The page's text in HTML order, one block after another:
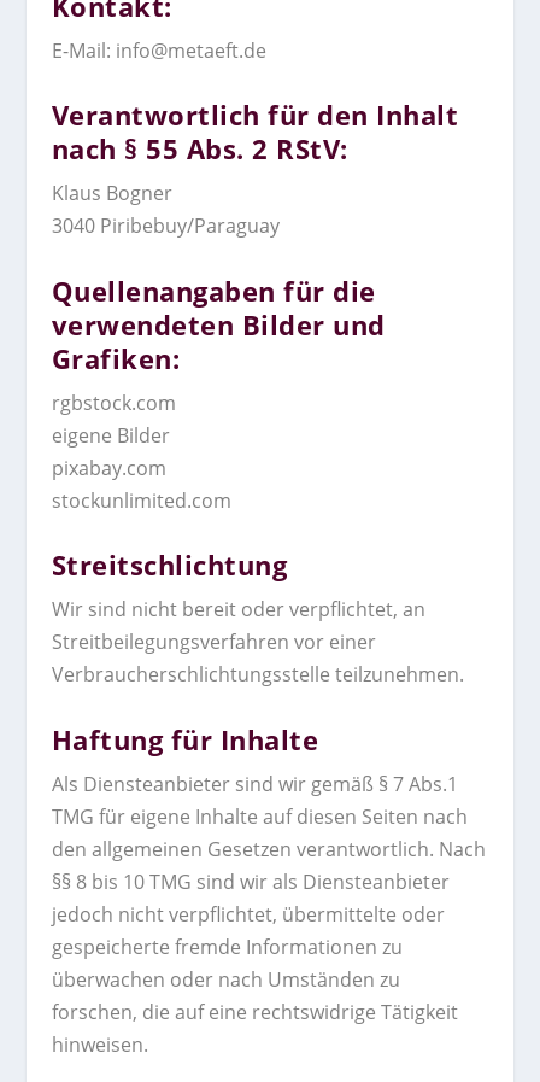
E-Mail: info@metaeft.de
Verantwortlich für den Inhalt
nach § 55 Abs. 2 RStV:
Klaus Bogner
3040 Piribebuy/Paraguay
Quellenangaben für die
verwendeten Bilder und
Grafiken:
rgbstock.com
eigene Bilder
pixabay.com
stockunlimited.com
Streitschlichtung
Wir sind nicht bereit oder verpflichtet, an
Streitbeilegungsverfahren vor einer
Verbraucherschlichtungsstelle teilzunehmen.
Haftung für Inhalte
Als Diensteanbieter sind wir gemäß § 7 Abs.1
TMG für eigene Inhalte auf diesen Seiten nach
den allgemeinen Gesetzen verantwortlich. Nach
§§ 8 bis 10 TMG sind wir als Diensteanbieter
jedoch nicht verpflichtet, übermittelte oder
gespeicherte fremde Informationen zu
überwachen oder nach Umständen zu
forschen, die auf eine rechtswidrige Tätigkeit
hinweisen.